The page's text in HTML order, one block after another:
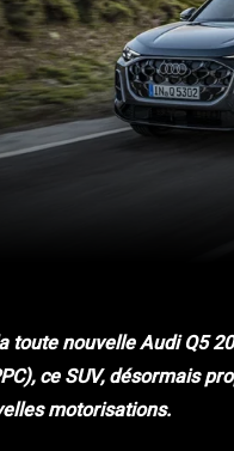
nouvelle Audi Q5
ce SUV, désormais
motorisations.